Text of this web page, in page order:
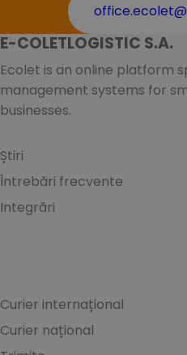
E-COLETLOGISTIC S.A.
Ecolet is an online platform
management systems for
businesses.
Știri
Întrebări frecvente
Integrări
Curier internațional
Curier național